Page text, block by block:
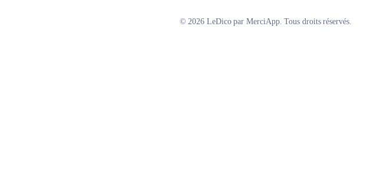
© 2026 LeDico par MerciApp. Tous droits réservés.